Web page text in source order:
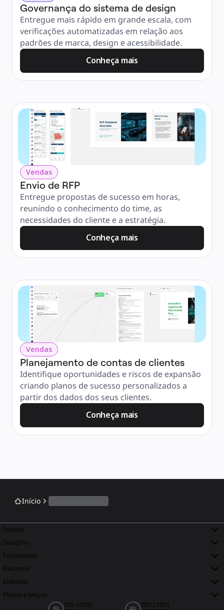
Governança do sistema de design
Entregue mais rápido em grande escala, com
verificações automatizadas em relação aos
padrões de marca, design e acessibilidade.
Conheça mais
Vendas
Envio de RFP
Entregue propostas de sucesso em horas,
reunindo o conhecimento do time, as
necessidades do cliente e a estratégia.
Conheça mais
Vendas
Planejamento de contas de clientes
Identifique oportunidades e riscos de expansão
criando planos de sucesso personalizados a
partir dos dados dos seus clientes.
Conheça mais
Início
Produto
Soluções
Ferramentas
Recursos
Empresa
Planos e preços
ISO 42001
ISO 27001